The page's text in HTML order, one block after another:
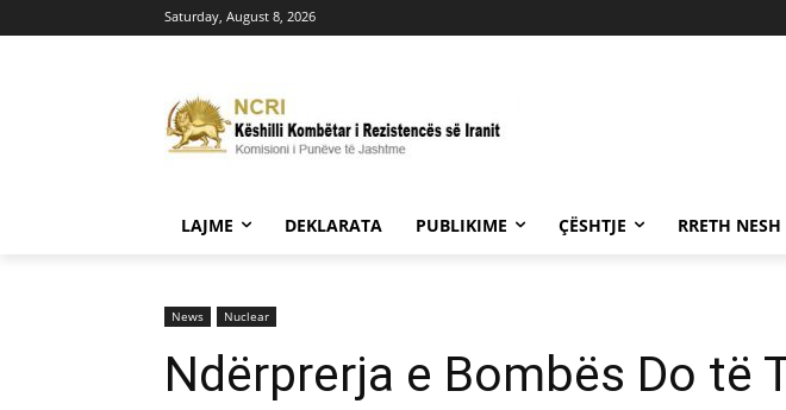
Saturday, August 8, 2026
LAJME DEKLARATA PUBLIKIME ÇËSHTJE RRETH NESH
News Nuclear
Ndërprerja e Bombës Do të